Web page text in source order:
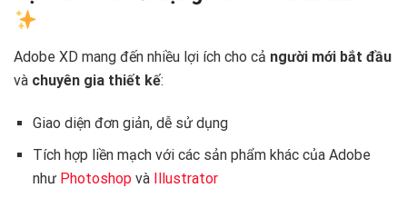
Adobe XD mang đến nhiều lợi ích cho cả người mới bắt đầu
và chuyên gia thiết kế:
Giao diện đơn giản, dễ sử dụng
Tích hợp liền mạch với các sản phẩm khác của Adobe
như Photoshopvà
Illustrator